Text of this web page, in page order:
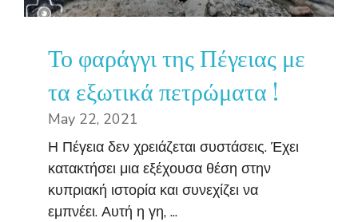
Το φαράγγι της Πέγειας με
τα εξωτικά πετρώματα !
May 22, 2021
Η Πέγεια δεν χρειάζεται συστάσεις. Έχει
κατακτήσει μια εξέχουσα θέση στην
κυπριακή ιστορία και συνεχίζει να
εμπνέει. Αυτή η γη, ...